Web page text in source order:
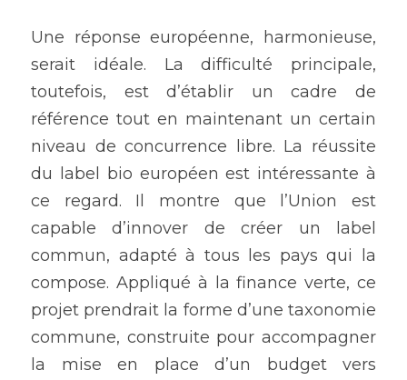
Une réponse européenne, harmonieuse,
serait idéale. La difficulté principale,
toutefois, est d’établir un cadre de
référence tout en maintenant un certain
niveau de concurrence libre. La réussite
du label bio européen est intéressante à
ce regard. Il montre que l’Union est
capable d’innover de créer un label
commun, adapté à tous les pays qui la
compose. Appliqué à la finance verte, ce
projet prendrait la forme d’une taxonomie
commune, construite pour accompagner
la mise en place d’un budget vers